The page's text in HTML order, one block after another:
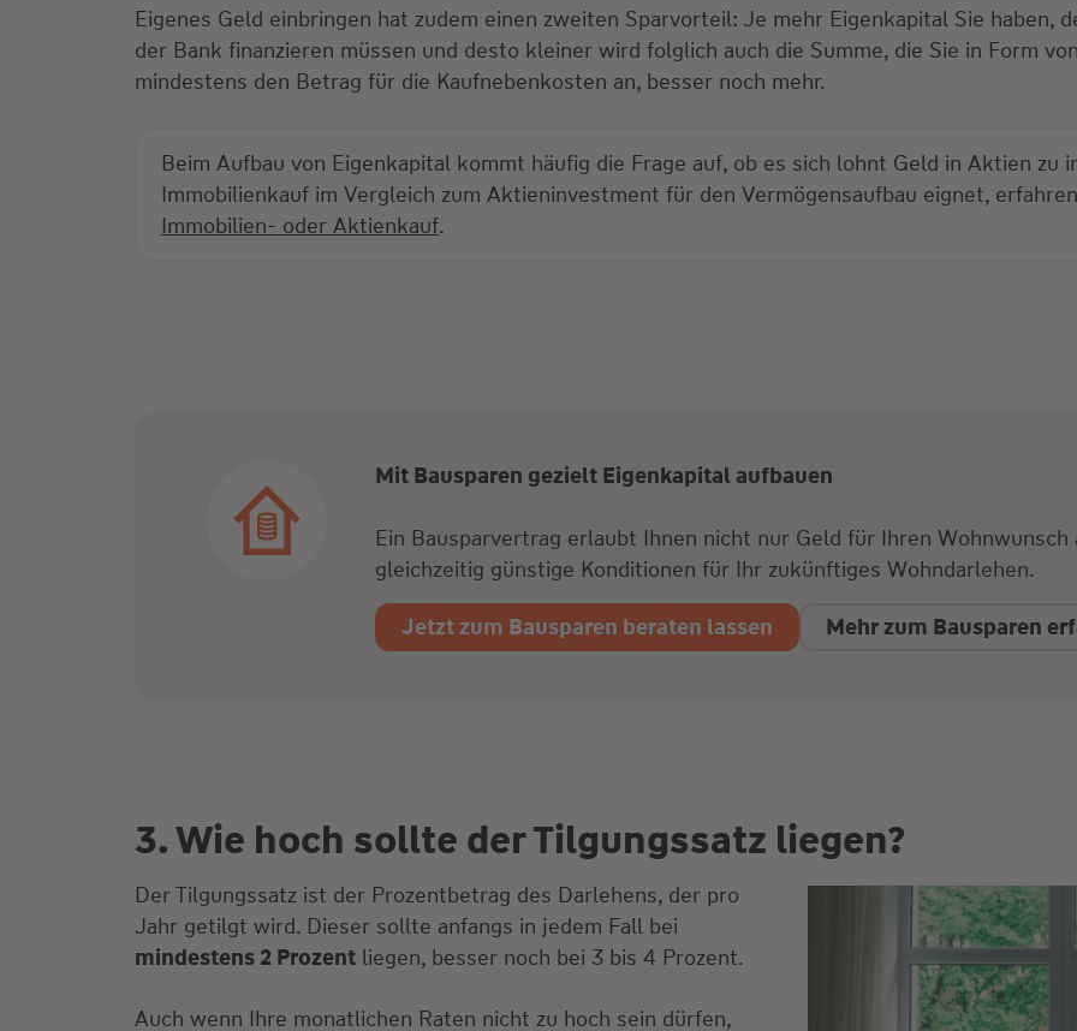
Eigenes Geld einbringen hat zudem einen zweiten Sparvorteil: Je mehr Eigenkapital Sie haben,
der Bank finanzieren müssen und desto kleiner wird folglich auch die Summe, die Sie in Form
mindestens den Betrag für die Kaufnebenkosten an, besser noch mehr.
Beim Aufbau von Eigenkapital kommt häufig die Frage auf, ob es sich lohnt Geld in Aktien zu
Immobilienkauf im Vergleich zum Aktieninvestment für den Vermögensaufbau eignet,
Immobilien- oder Aktienkauf.
Mit Bausparen gezielt Eigenkapital aufbauen
Ein Bausparvertrag erlaubt Ihnen nicht nur Geld für Ihren Wohnwunsch
gleichzeitig günstige Konditionen für Ihr zukünftiges Wohndarlehen.
Jetzt zum Bausparen beraten lassen
Mehr zum Bausparen
3. Wie hoch sollte der Tilgungssatz liegen?
Der Tilgungssatz ist der Prozentbetrag des Darlehens, der pro
Jahr getilgt wird. Dieser sollte anfangs in jedem Fall bei
mindestens 2 Prozent liegen, besser noch bei 3 bis 4 Prozent.
Auch wenn Ihre monatlichen Raten nicht zu hoch sein dürfen,